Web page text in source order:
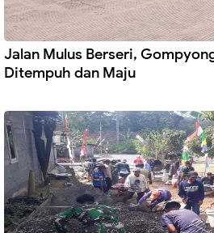
Jalan Mulus Berseri,
Ditempuh dan Maju